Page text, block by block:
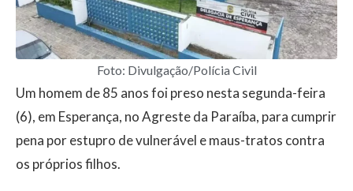
Foto: Divulgação/Polícia Civil
Um homem de 85 anos foi preso nesta segunda-feira
(6), em Esperança, no Agreste da Paraíba, para cumprir
pena por estupro de vulnerável e maus-tratos contra
os próprios filhos.